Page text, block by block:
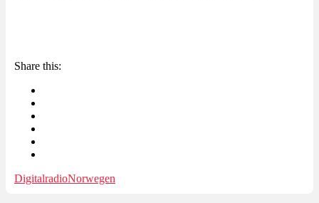
Share this:
DigitalradioNorwegen